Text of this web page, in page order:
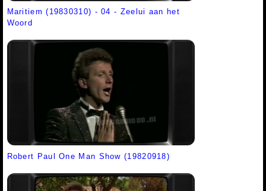
Maritiem (19830310) - 04 - Zeelui aan het
Woord
Robert Paul One Man Show (19820918)